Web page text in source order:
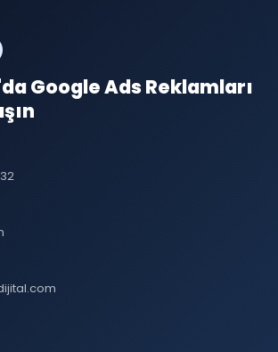
Google Ads Reklamları